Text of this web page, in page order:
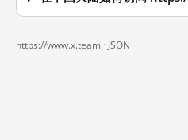
https://www.x.team · JSON